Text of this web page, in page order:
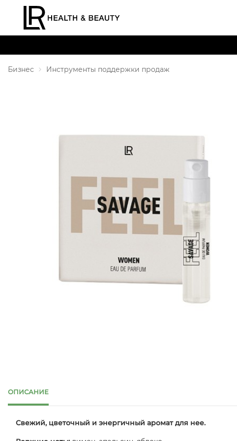
Бизнес Инструменты поддержки продаж
ОПИСАНИЕ
Свежий, цветочный и энергичный аромат для нее.